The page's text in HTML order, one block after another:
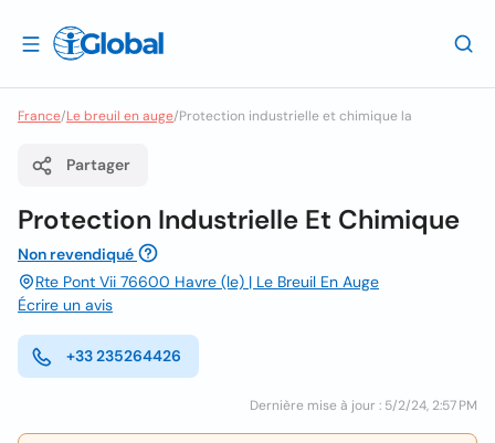
France/Le breuil en auge/Protection industrielle et chimique la
Partager
Protection Industrielle Et Chimique
Non revendiqué
Rte Pont Vii 76600 Havre (le) | Le Breuil En Auge
Écrire un avis
+33 235264426
Dernière mise à jour : 5/2/24, 2:57 PM